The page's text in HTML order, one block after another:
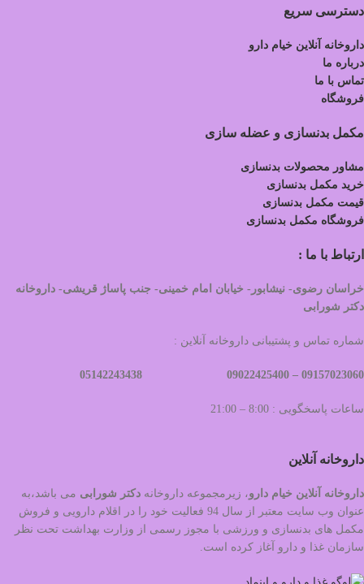
دسترسی سریع
داروخانه آنلاین خیام دارو
درباره ما
تماس با ما
فروشگاه
مکمل بدنسازی و عضله سازی
مشاور محصولات بدنسازی
خرید مکمل بدنسازی
قیمت مکمل بدنسازی
فروشگاه مکمل بدنسازی
ارتباط با ما :
خراسان رضوی- نیشابور- خیابان امام خمینی- جنب پاساژ قریشی- داروخانه
دکتر شورابی
شماره تماس و پشتیبانی داروخانه آنلاین :
09157023060 –
ساعات پاسخگویی : 8:00 – 21:00
داروخانه آنلاین
داروخانه آنلاین خیام دارو، زیرمجموعه داروخانه دکتر شورابی می باشد،به
عنوان وب سایت معتبر از سال 94 فعالیت خود را در اقلام دارویی و فروش
مکمل های بدنسازی و ورزشی با مجوز رسمی از وزارت بهداشت تحت نظر
سازمان غذا و دارو آغاز کرده است.